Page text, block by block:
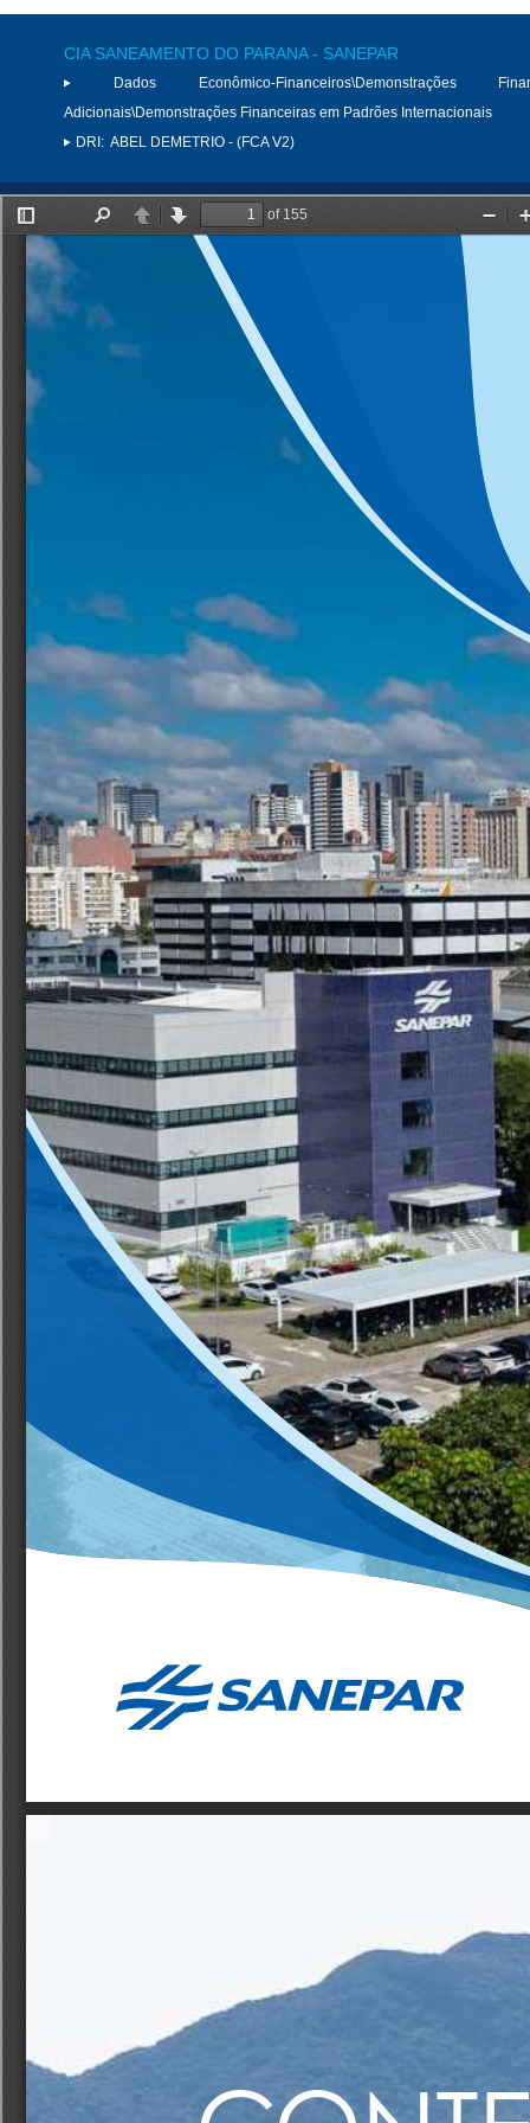
CIA SANEAMENTO DO PARANA - SANEPAR
Dados Econômico-Financeiros\Demonstrações
Adicionais\Demonstrações Financeiras em Padrões Internacionais
DRI: ABEL DEMETRIO - (FCA V2)